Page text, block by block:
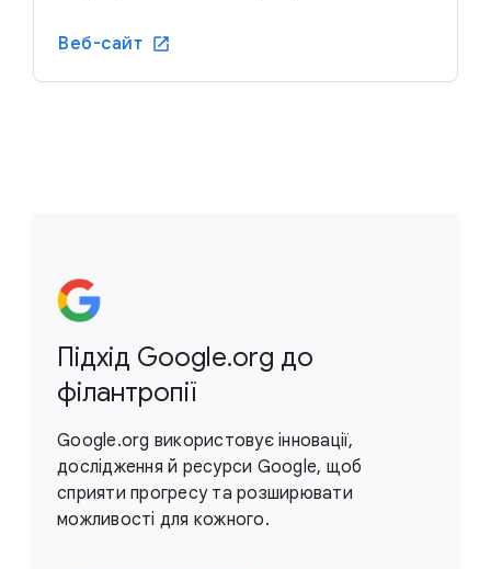
Веб-сайт
Підхід Google.org до
філантропії
Google.org використовує інновації,
дослідження й ресурси Google, щоб
сприяти прогресу та розширювати
можливості для кожного.